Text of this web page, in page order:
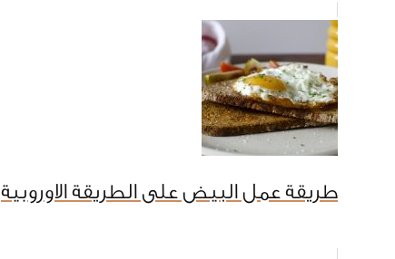
طريقة عمل البيض على الطريقة الاوروبية